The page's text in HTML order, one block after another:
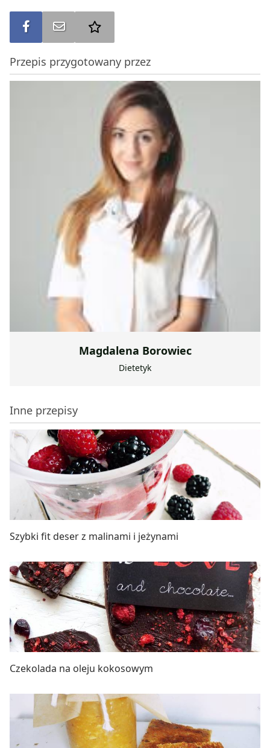
Udostępnij na FBWyślij na e-mail
Przepis przygotowany przez
Magdalena Borowiec
Dietetyk
Inne przepisy
Szybki fit deser z malinami i jeżynami
Czekolada na oleju kokosowym